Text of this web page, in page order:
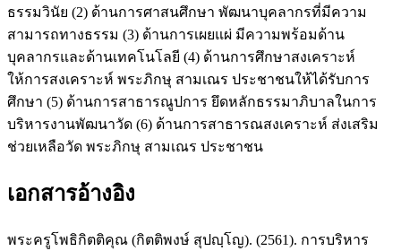
ธรรมวินัย (2) ด้านการศาสนศึกษา พัฒนาบุคลากรที่มีความ
สามารถทางธรรม (3) ด้านการเผยแผ่ มีความพร้อมด้าน
บุคลากรและด้านเทคโนโลยี (4) ด้านการศึกษาสงเคราะห์
ให้การสงเคราะห์ พระภิกษุ สามเณร ประชาชนให้ได้รับการ
ศึกษา (5) ด้านการสาธารณูปการ ยึดหลักธรรมาภิบาลในการ
บริหารงานพัฒนาวัด (6) ด้านการสาธารณสงเคราะห์ ส่งเสริม
ช่วยเหลือวัด พระภิกษุ สามเณร ประชาชน
เอกสารอ้างอิง
พระครูโพธิกิตติคุณ (กิตติพงษ์ สุปญฺโญ). (2561). การบริหาร